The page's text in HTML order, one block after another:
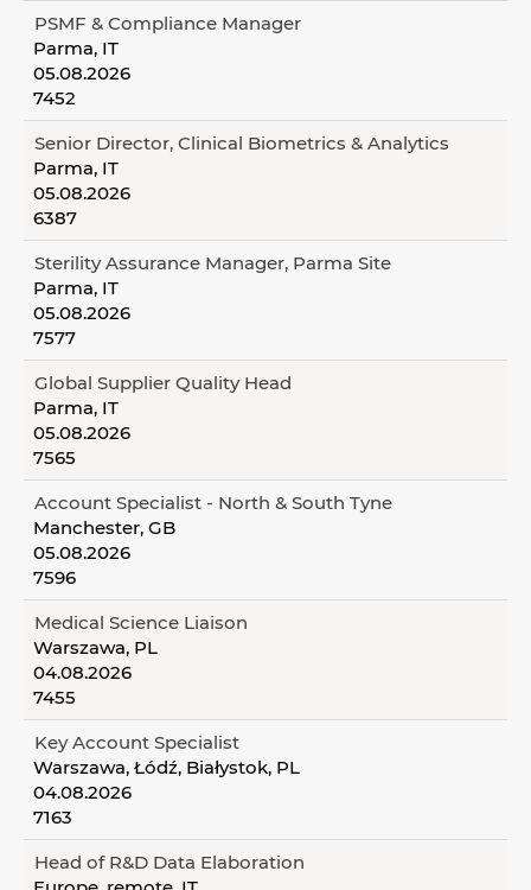
PSMF & Compliance Manager
Parma, IT
05.08.2026
7452
Senior Director, Clinical Biometrics & Analytics
Parma, IT
05.08.2026
6387
Sterility Assurance Manager, Parma Site
Parma, IT
05.08.2026
7577
Global Supplier Quality Head
Parma, IT
05.08.2026
7565
Account Specialist - North & South Tyne
Manchester, GB
05.08.2026
7596
Medical Science Liaison
Warszawa, PL
04.08.2026
7455
Key Account Specialist
Warszawa, Łódź, Białystok, PL
04.08.2026
7163
Head of R&D Data Elaboration